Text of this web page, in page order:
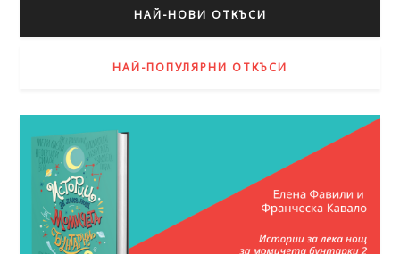
НАЙ-НОВИ ОТКЪСИ
НАЙ-ПОПУЛЯРНИ ОТКЪСИ